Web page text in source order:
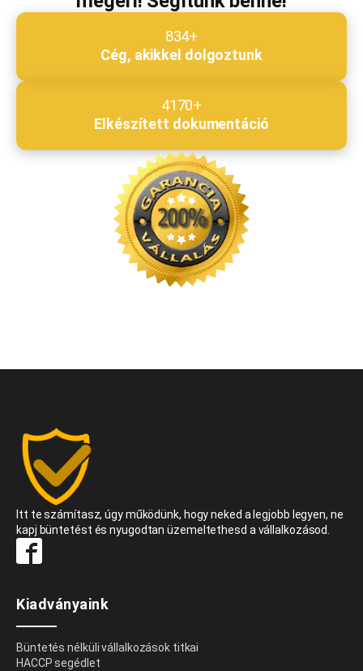
834+
Cég, akikkel dolgoztunk
4170+
Elkészített dokumentáció
Itt te számítasz, úgy működünk, hogy neked a legjobb legyen, ne
kapj büntetést és nyugodtan üzemeltethesd a vállalkozásod.
Kiadványaink
Büntetés nélküli vállalkozások titkai
HACCP segédlet